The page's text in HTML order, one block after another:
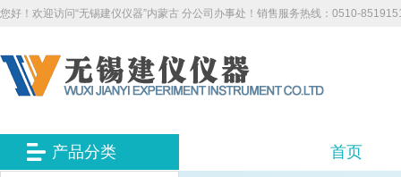
您好！欢迎访问“无锡建仪仪器”内蒙古 分公司办事处！销售服务热线：0510-
产品分类 首页